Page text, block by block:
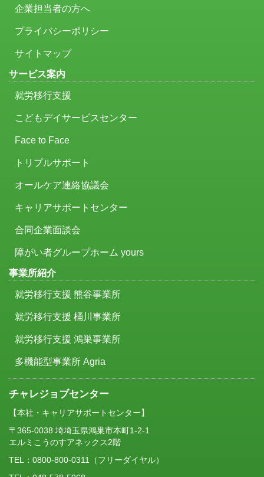
企業担当者の方へ
プライバシーポリシー
サイトマップ
サービス案内
就労移行支援
こどもデイサービスセンター
Face to Face
トリプルサポート
オールケア連絡協議会
キャリアサポートセンター
合同企業面談会
障がい者グループホーム yours
事業所紹介
就労移行支援 熊谷事業所
就労移行支援 桶川事業所
就労移行支援 鴻巣事業所
多機能型事業所 Agria
チャレジョブセンター
【本社・キャリアサポートセンター】
〒365-0038 埼埼玉県鴻巣市本町1-2-1
エルミこうのすアネックス2階
TEL： 0800-800-0311
（フリーダイヤル）